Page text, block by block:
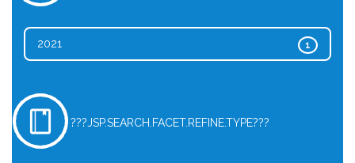
1
2021
???JSP.SEARCH.FACET.REFINE.TYPE???